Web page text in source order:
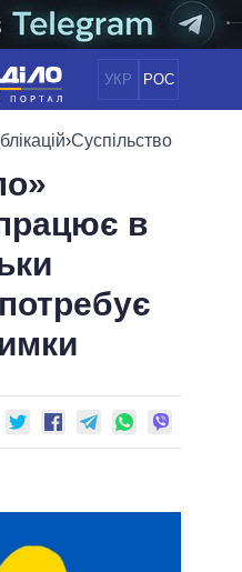
УКР РОС
ПОЛІТИКА
ЕКОНОМІКА
СУСПІЛЬСТВО
ПОЛІТИКІВ
›Суспільство
в